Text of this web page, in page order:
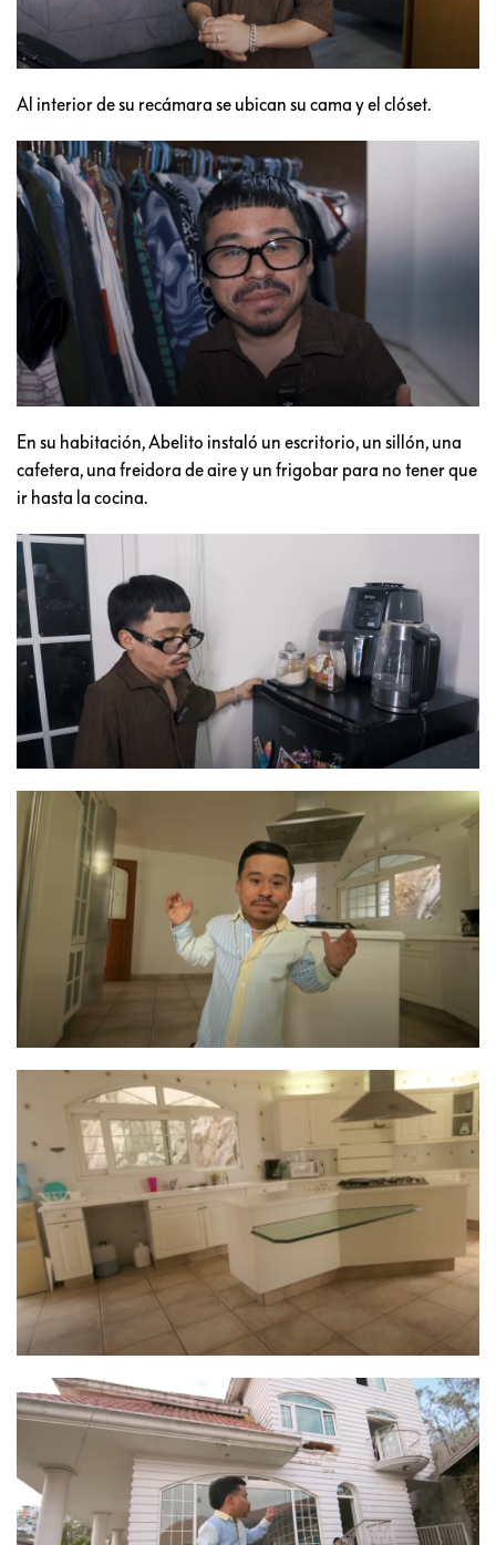
Al interior de su recámara se ubican su cama y el clóset.
En su habitación, Abelito instaló un escritorio, un sillón, una
cafetera, una freidora de aire y un frigobar para no tener que
ir hasta la cocina.